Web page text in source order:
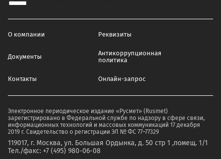
О компании Реквизиты
Документы
Антикоррупционная
политика
Контакты Онлайн-запрос
Электронное периодическое издание «Русмет» (Rusmet)
зарегистрировано в Федеральной службе по надзору в сфере связи,
информационных технологий и массовых коммуникаций 17 декабря
2019 г. Свидетельство о регистрации ЭЛ № ФС 77–77329
119017, г. Москва, ул. Большая Ордынка, д. 50 стр 1 ,помещ. 1/1
Тел./факс: +7 (495) 980-06-08